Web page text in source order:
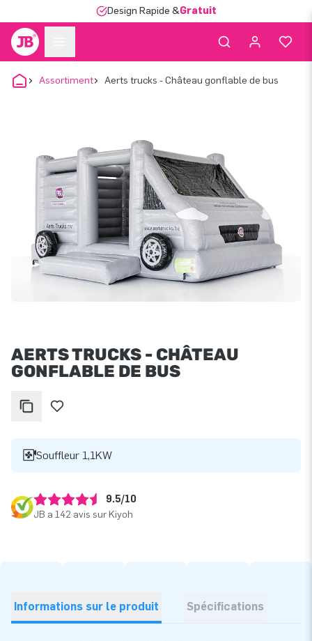
Design Rapide &Gratuit
Assortiment Aerts trucks - Château gonflable de bus
AERTS TRUCKS - CHÂTEAU
GONFLABLE DE BUS
Souffleur 1,1KW
9.5/10
JB a 142 avis sur Kiyoh
Informations sur le produit Spécifications